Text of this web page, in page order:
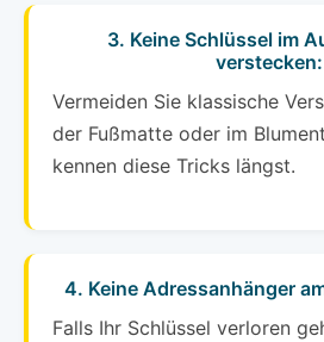
3. Keine Schlüssel im
verstecken:
Vermeiden Sie klassische
der Fußmatte oder im
kennen diese Tricks längst.
4. Keine Adressanhänger
Falls Ihr Schlüssel verloren